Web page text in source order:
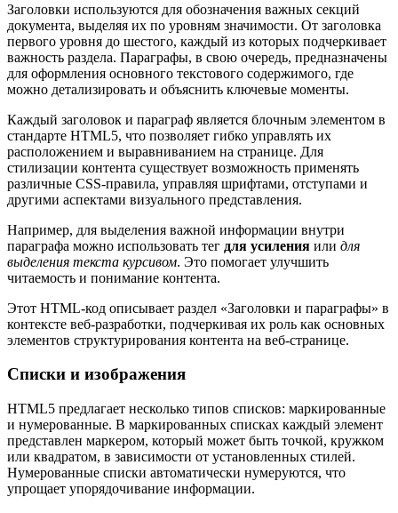
Заголовки используются для обозначения важных секций
документа, выделяя их по уровням значимости. От заголовка
первого уровня до шестого, каждый из которых подчеркивает
важность раздела. Параграфы, в свою очередь, предназначены
для оформления основного текстового содержимого, где
можно детализировать и объяснить ключевые моменты.
Каждый заголовок и параграф является блочным элементом в
стандарте HTML5, что позволяет гибко управлять их
расположением и выравниванием на странице. Для
стилизации контента существует возможность применять
различные CSS-правила, управляя шрифтами, отступами и
другими аспектами визуального представления.
Например, для выделения важной информации внутри
параграфа можно использовать тег для усиления или для
выделения текста курсивом. Это помогает улучшить
читаемость и понимание контента.
Этот HTML-код описывает раздел «Заголовки и параграфы» в
контексте веб-разработки, подчеркивая их роль как основных
элементов структурирования контента на веб-странице.
Списки и изображения
HTML5 предлагает несколько типов списков: маркированные
и нумерованные. В маркированных списках каждый элемент
представлен маркером, который может быть точкой, кружком
или квадратом, в зависимости от установленных стилей.
Нумерованные списки автоматически нумеруются, что
упрощает упорядочивание информации.